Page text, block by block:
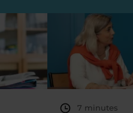
7 minutes